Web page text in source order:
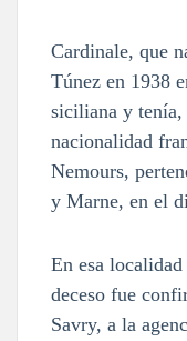
Cardinale, que
Túnez en 1938
siciliana y tenía,
nacionalidad
Nemours,
y Marne, en el
En esa
deceso fue
Savry, a la